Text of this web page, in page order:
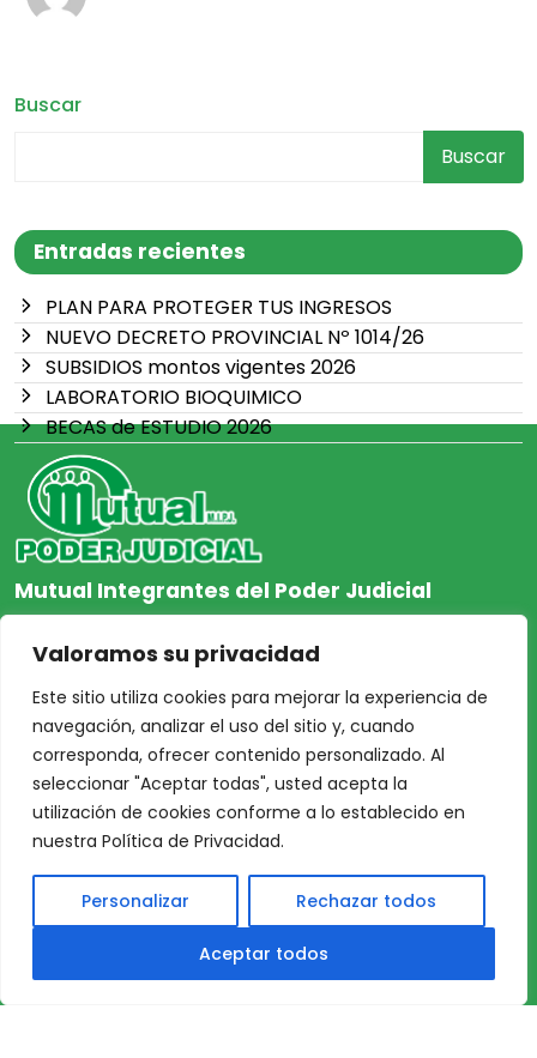
Valoramos su privacidad
Este sitio utiliza cookies para mejorar la experiencia de
navegación, analizar el uso del sitio y, cuando
corresponda, ofrecer contenido personalizado. Al
seleccionar "Aceptar todas", usted acepta la
utilización de cookies conforme a lo establecido en
nuestra Política de Privacidad.
Personalizar Rechazar todos
Aceptar todos
Buscar
Buscar
Entradas recientes
PLAN PARA PROTEGER TUS INGRESOS
NUEVO DECRETO PROVINCIAL Nº 1014/26
SUBSIDIOS montos vigentes 2026
LABORATORIO BIOQUIMICO
BECAS de ESTUDIO 2026
Mutual Integrantes del Poder Judicial
afiliacion@mjpj.org.ar
+54 9 342 467-4510
NOSOTROS
Inicio
Acceso Asociados
Nosotros
Profesionales
CENTRO DE AYUDA
Protección de Datos
Personales
TÉRMINOS y
CONDICIONES DE USO